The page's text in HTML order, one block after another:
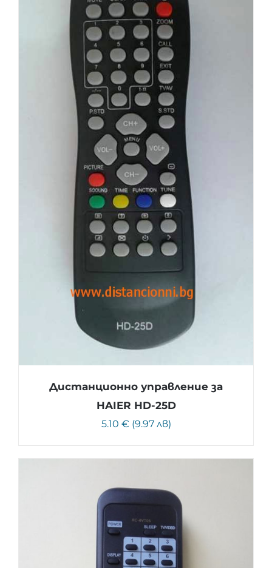
Дистанционно управление за
HAIER HD-25D
5.10 € (9.97 лв)